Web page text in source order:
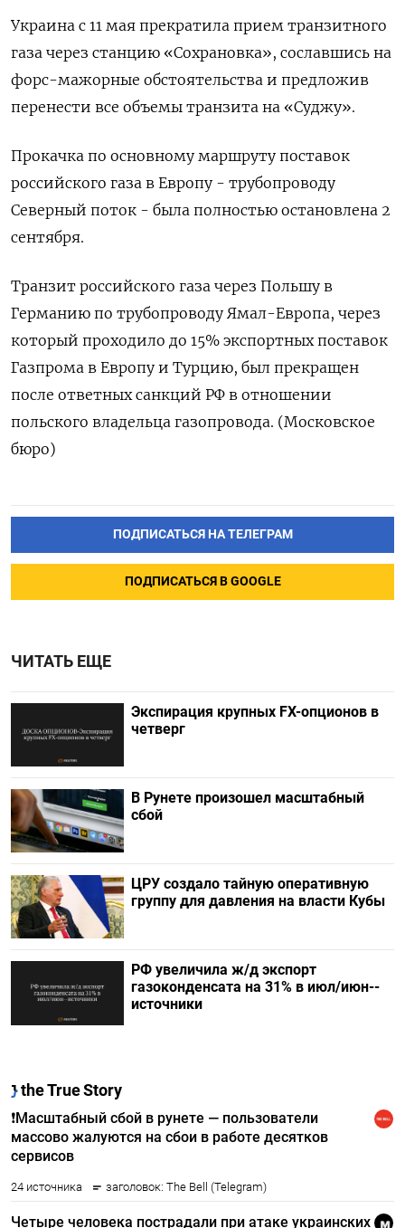
Украина с 11 мая прекратила прием транзитного
газа через станцию «Сохрановка», сославшись на
форс-мажорные обстоятельства и предложив
перенести все объемы транзита на «Суджу».
Прокачка по основному маршруту поставок
российского газа в Европу - трубопроводу
Северный поток - была полностью остановлена 2
сентября.
Транзит российского газа через Польшу в
Германию по трубопроводу Ямал-Европа, через
который проходило до 15% экспортных поставок
Газпрома в Европу и Турцию, был прекращен
после ответных санкций РФ в отношении
польского владельца газопровода. (Московское
бюро)
ПОДПИСАТЬСЯ НА ТЕЛЕГРАМ
ПОДПИСАТЬСЯ В GOOGLE
ЧИТАТЬ ЕЩЕ
Экспирация крупных FX-опционов в
четверг
В Рунете произошел масштабный
сбой
ЦРУ создало тайную оперативную
группу для давления на власти Кубы
РФ увеличила ж/д экспорт
газоконденсата на 31% в июл/июн--
источники